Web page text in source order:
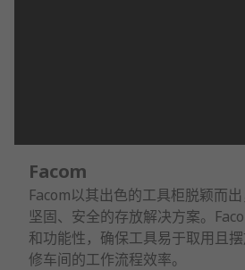
Facom
Facom以其出色的工具柜脱颖而
坚固、安全的存放解决方案。
和功能性，确保工具易于取用且
修车间的工作流程效率。